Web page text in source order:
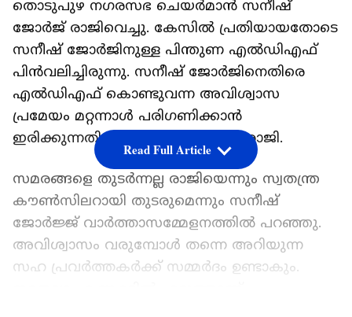
തൊടുപുഴ നഗരസഭ ചെയർമാൻ സനീഷ്
ജോർജ് രാജിവെച്ചു. കേസിൽ പ്രതിയായതോടെ
സനീഷ് ജോർജിനുള്ള പിന്തുണ എൽഡിഎഫ്
പിൻവലിച്ചിരുന്നു. സനീഷ് ജോർജിനെതിരെ
എൽഡിഎഫ് കൊണ്ടുവന്ന അവിശ്വാസ
പ്രമേയം മറ്റന്നാൾ പരിഗണിക്കാൻ
ഇരിക്കുന്നതിന് മുന്നോടിയായാണ് രാജി.
സമരങ്ങളെ തുടർന്നല്ല രാജിയെന്നും സ്വതന്ത്ര
കൗൺസിലറായി തുടരുമെന്നും സനീഷ്
ജോർജ്ജ് വാർത്താസമ്മേളനത്തിൽ പറഞ്ഞു.
അവിശ്വാസം വരുമ്പോൾ തന്നെ അറിയുന്ന
സഹ പ്രവർത്തകർക്ക് സമ്മർദം ഉണ്ടാകും.
Read Full Article